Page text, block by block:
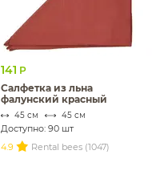
141 Р
Салфетка из льна
фалунский красный
45 см 45 см
Доступно: 90 шт
4.9
Rental bees (1047)